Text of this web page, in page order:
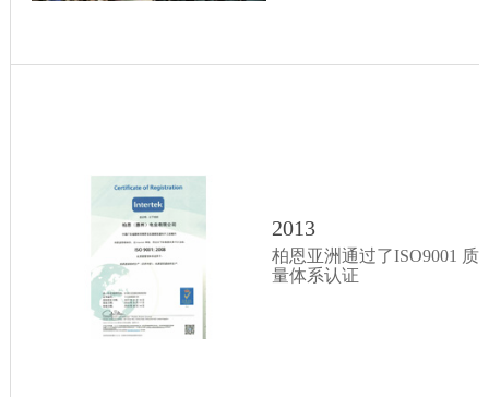
2013
柏恩亚洲通过了ISO9001 质
量体系认证